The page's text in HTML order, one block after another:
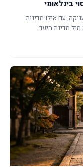
בינלאומי
עם אילו מדינות
מדינת היעד.